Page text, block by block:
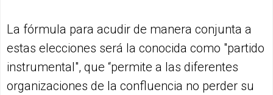
La fórmula para acudir de manera conjunta a
estas elecciones será la conocida como "partido
instrumental", que “permite a las diferentes
organizaciones de la confluencia no perder su